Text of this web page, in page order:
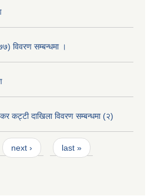
विवरण सम्बन्धमा ।
कट्टी दाखिला विवरण सम्बन्धमा (२)
next › last »